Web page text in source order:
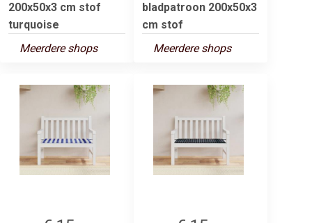
200x50x3 cm stof
turquoise
Meerdere shops
bladpatroon 200x50x3
cm stof
Meerdere shops